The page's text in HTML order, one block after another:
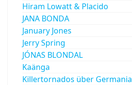
Hiram Lowatt & Placido
JANA BONDA
January Jones
Jerry Spring
JÓNAS BLONDAL
Kaänga
Killertornados über Germania